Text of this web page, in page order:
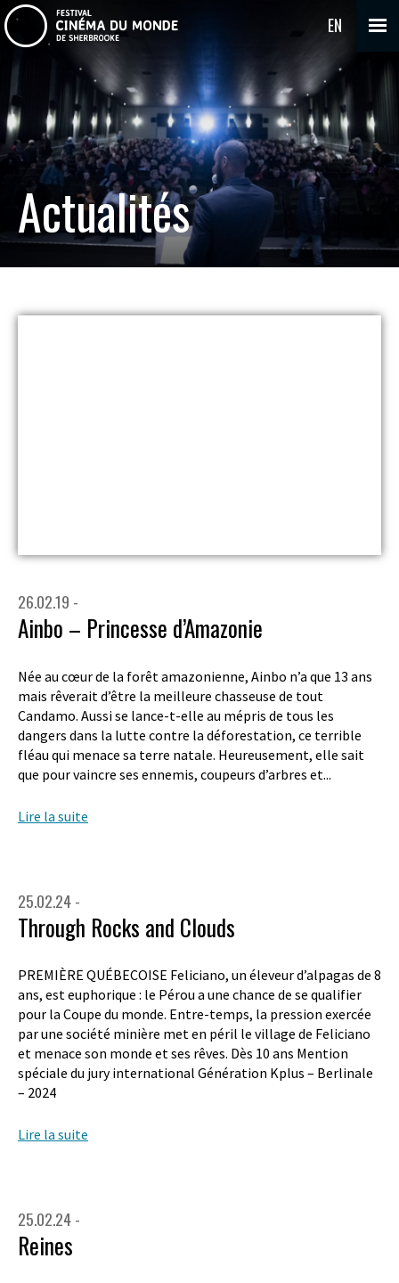
EN
Actualités
26.02.19 -
Ainbo – Princesse d’Amazonie
Née au cœur de la forêt amazonienne, Ainbo n’a que 13 ans
mais rêverait d’être la meilleure chasseuse de tout
Candamo. Aussi se lance-t-elle au mépris de tous les
dangers dans la lutte contre la déforestation, ce terrible
fléau qui menace sa terre natale. Heureusement, elle sait
que pour vaincre ses ennemis, coupeurs d’arbres et...
Lire la suite
25.02.24 -
Through Rocks and Clouds
PREMIÈRE QUÉBECOISE Feliciano, un éleveur d’alpagas de 8
ans, est euphorique : le Pérou a une chance de se qualifier
pour la Coupe du monde. Entre-temps, la pression exercée
par une société minière met en péril le village de Feliciano
et menace son monde et ses rêves. Dès 10 ans Mention
spéciale du jury international Génération Kplus – Berlinale
– 2024
Lire la suite
25.02.24 -
Reines